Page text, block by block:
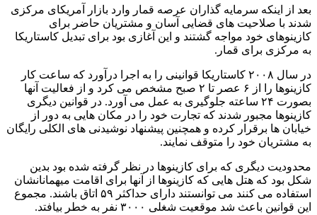
بعد از اینکه سرمایه گذاران عرصه قمار وارد بازار آمریکای مرکزی
شدند با صلاحیت های قضایی آسان و مشتریان حاضر برای
کازینوهای خود مواجه گشتند و این آغازی بود برای تبدیل کاستاریکا
به مرکزی برای قمار.
در سال ۲۰۰۸ کاستاریکا قوانینی را به اجرا درآورد که ساعت کار
کازینوها را از ۶ عصر تا ۲ صبح مشخص می کرد و از فعالیت آنها
بصورت ۲۴ ساعته جلوگیری به عمل می آورد. در قوانین دیگری
کازینوها مجبور شدند که تجارت خود را در مکان هایی به دور از
خیابان ها برقرار کرده و همچنین پیشنهاد نوشیدنی های الکلی رایگان
به مشتریان خود را متوقف نمایند.
محدودیت دیگری که برای کازینوها در نظر گرفته شده بود بدین
شکل بود که هتل هایی که کازینوها از آنها برای اقامت میهمانانشان
استفاده می کنند می توانستند دارای حداکثر ۵۹ اتاق باشند. مجموع
این قوانین باعث شد موقعیت شغلی ۳۰۰۰ نفر به خطر بیافتد.